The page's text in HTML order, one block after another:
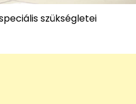
szükségletei